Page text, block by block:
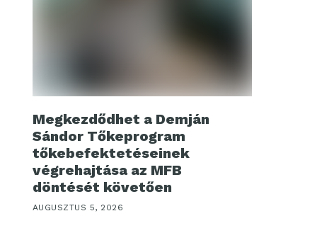
Megkezdődhet a Demján
Sándor Tőkeprogram
tőkebefektetéseinek
végrehajtása az MFB
döntését követően
AUGUSZTUS 5, 2026